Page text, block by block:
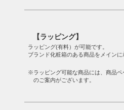
【ラッピング】
ラッピング(有料）が可能です。
ブランド化粧箱のある商品をメインに
※ラッピング可能な商品には、商品
のご案内がございます。